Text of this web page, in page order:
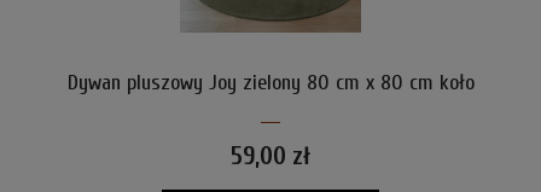
Dywan pluszowy Joy zielony 80 cm x 80 cm koło
59,00 zł